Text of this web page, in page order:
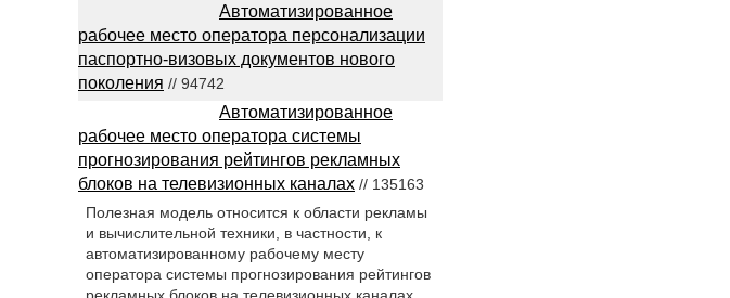
Автоматизированное
рабочее место оператора персонализации
паспортно-визовых документов нового
поколения // 94742
Автоматизированное
рабочее место оператора системы
прогнозирования рейтингов рекламных
блоков на телевизионных каналах // 135163
Полезная модель относится к области рекламы
и вычислительной техники, в частности, к
автоматизированному рабочему месту
оператора системы прогнозирования рейтингов